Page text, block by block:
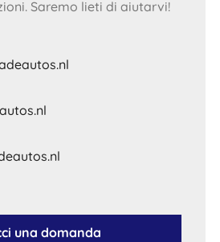
Saremo lieti di aiutarvi!
una domanda